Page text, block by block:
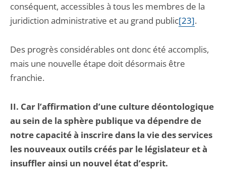
conséquent, accessibles à tous les membres de la
juridiction administrative et au grand public[23].
Des progrès considérables ont donc été accomplis,
mais une nouvelle étape doit désormais être
franchie.
II. Car l’affirmation d’une culture déontologique
au sein de la sphère publique va dépendre de
notre capacité à inscrire dans la vie des services
les nouveaux outils créés par le législateur et à
insuffler ainsi un nouvel état d’esprit.